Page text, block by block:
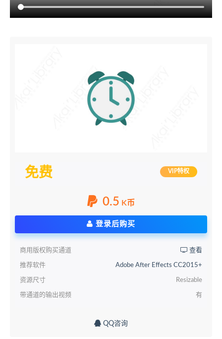
免费 VIP特权
0.5 K币
登录后购买
商用版权购买通道 查看
推荐软件 Adobe After Effects CC2015+
资源尺寸 Resizable
带通道的输出视频 有
QQ咨询